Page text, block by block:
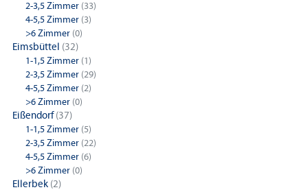
2-3,5 Zimmer (33)
4-5,5 Zimmer (3)
>6 Zimmer (0)
Eimsbüttel (32)
1-1,5 Zimmer (1)
2-3,5 Zimmer (29)
4-5,5 Zimmer (2)
>6 Zimmer (0)
Eißendorf(37)
1-1,5 Zimmer (5)
2-3,5 Zimmer (22)
4-5,5 Zimmer (6)
>6 Zimmer (0)
Ellerbek (2)